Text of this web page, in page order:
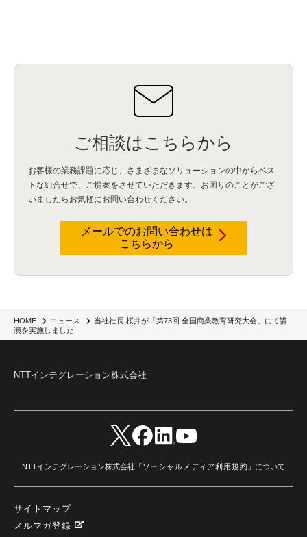
HOME ニュース
当社社長 桜井が「第73回 全国商業教育研究大会」にて講
演を実施しました
ご相談はこちらから
お客様の業務課題に応じ、さまざまなソリューションの中からベス
トな組合せで、
ご提案をさせていただきます。お困りのことがござ
いましたらお気軽にお問い合わせください。
メールでのお問い合わせは
こちらから
NTTインテグレーション株式会社
NTTインテグレーション株式会社「ソーシャルメディア利用規約 」について
サイトマップ
メルマガ登録